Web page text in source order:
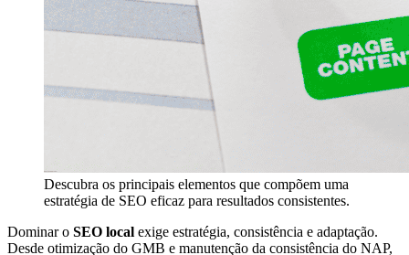
Descubra os principais elementos que compõem uma
estratégia de SEO eficaz para resultados consistentes.
Dominar o SEO local exige estratégia, consistência e adaptação.
Desde otimização do GMB e manutenção da consistência do NAP,